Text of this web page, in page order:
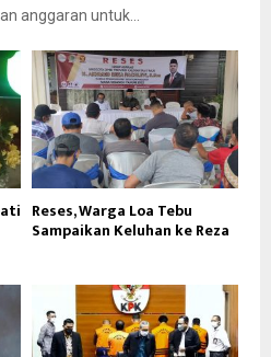
anggaran untuk...
Reses, Warga Loa Tebu
Sampaikan Keluhan ke Reza